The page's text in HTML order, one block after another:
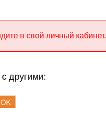
в свой личный кабинет.
другими:
OK